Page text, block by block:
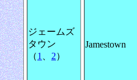
ジェームズ
タウン
（1 2）
Jamestown